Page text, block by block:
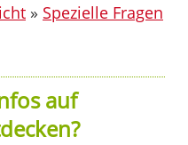
» Spezielle Fragen
auf